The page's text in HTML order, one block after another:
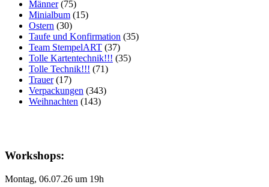
Männer(75)
Minialbum (15)
Ostern (30)
Taufe und Konfirmation (35)
Team StempelART (37)
Tolle Kartentechnik!!! (35)
Tolle Technik!!! (71)
Trauer(17)
Verpackungen (343)
Weihnachten (143)
Workshops:
Montag, 06.07.26 um 19h